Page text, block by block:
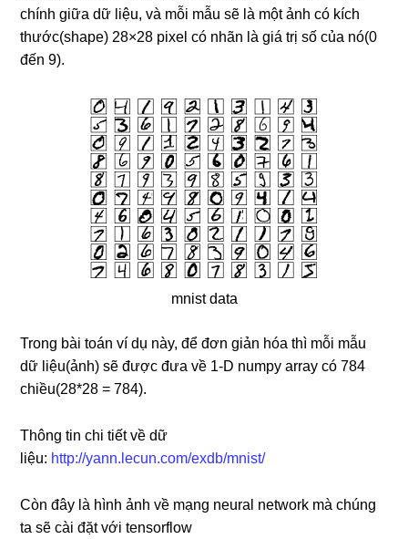
chính giữa dữ liệu, và mỗi mẫu sẽ là một ảnh có kích
thước(shape) 28×28 pixel có nhãn là giá trị số của nó(0
đến 9).
mnist data
Trong bài toán ví dụ này, để đơn giản hóa thì mỗi mẫu
dữ liệu(ảnh) sẽ được đưa về 1-D numpy array có 784
chiều(28*28 = 784).
Thông tin chi tiết về dữ
liệu: http://yann.lecun.com/exdb/mnist/
Còn đây là hình ảnh về mạng neural network mà chúng
ta sẽ cài đặt với tensorflow